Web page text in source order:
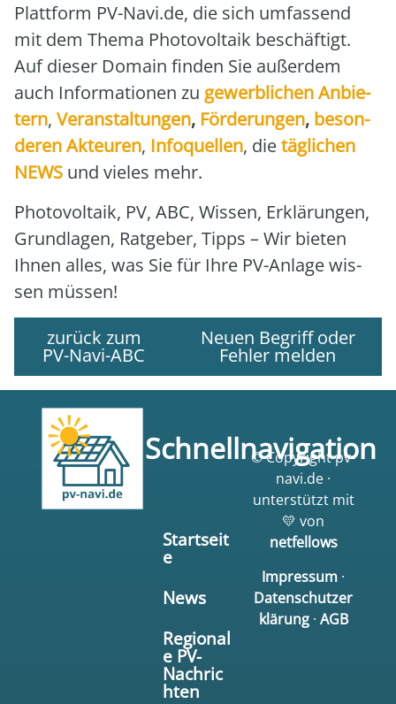
Platt­form PV-Navi.de, die sich umfas­send
mit dem The­ma Pho­to­vol­ta­ik beschäf­tigt.
Auf die­ser Domain fin­den Sie außer­dem
auch Infor­ma­tio­nen zu gewerb­li­chen Anbie­
tern, Ver­an­stal­tun­gen, För­de­run­gen, beson­
de­ren Akteu­ren, Info­quel­len, dietäg­li­chen
NEWS und vie­les mehr.
Pho­to­vol­ta­ik, PV, ABC, Wis­sen, Erklä­run­gen,
Grund­la­gen, Rat­ge­ber, Tipps – Wir bie­ten
Ihnen alles, was Sie für Ihre PV-Anla­ge wis­
sen müs­sen!
zurück zum
PV-Navi-ABC
Neuen Begriff oder
Fehler melden
Schnellnavigation
Startseit
e
News
Regional
e PV-
Nachric
hten
© Copyright pv-
navi.de ·
unterstützt mit
💛 von
netfellows
Impressum ·
Datenschutzer
klärung· AGB